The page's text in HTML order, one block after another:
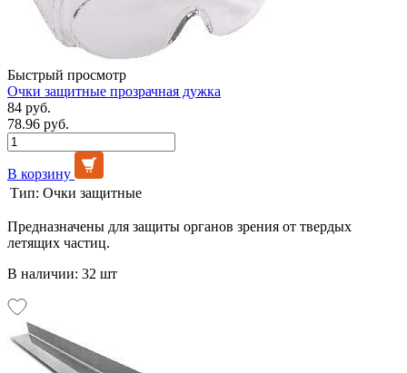
Быстрый просмотр
Очки защитные прозрачная дужка
84 руб.
78.96 руб.
В корзину
Тип: Очки защитные
Предназначены для защиты органов зрения от твердых
летящих частиц.
В наличии: 32 шт